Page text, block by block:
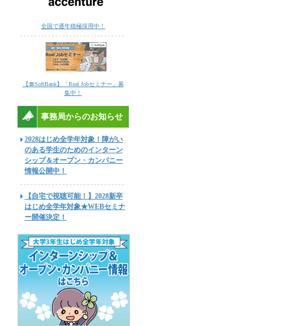
全国で通年積極採用中！
【〓SoftBank】「Real Jobセミナー」募
集中！
事務局からのお知らせ
2028はじめ全学年対象！障がい
のある学生のためのインターン
シップ＆オープン・カンパニー
情報公開中！
【自宅で視聴可能！】2028新卒
はじめ全学年対象★WEBセミナ
ー開催決定！